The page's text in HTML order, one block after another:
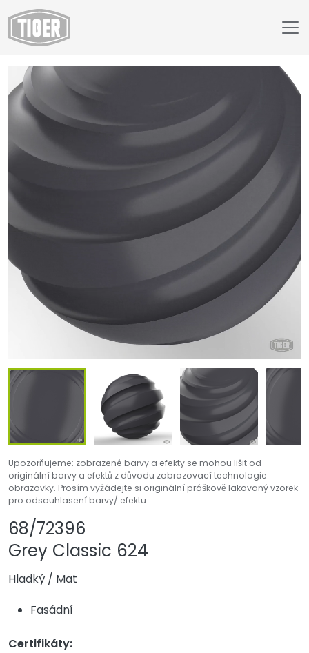
Finish Selector
68/72396 - Grey Classic 624
Upozorňujeme: zobrazené barvy a efekty se mohou lišit od
originální barvy a efektů z důvodu zobrazovací technologie
obrazovky. Prosím vyžádejte si originální práškově lakovaný vzorek
pro odsouhlasení barvy/ efektu.
68/72396
Grey Classic 624
Hladký / Mat
Fasádní
Certifikáty: